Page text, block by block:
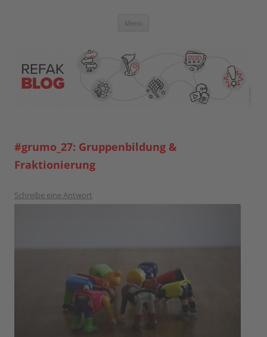
Blog der Referent:innen Akademie
Menü
#grumo_27: Gruppenbildung &
Fraktionierung
Schreibe eine Antwort